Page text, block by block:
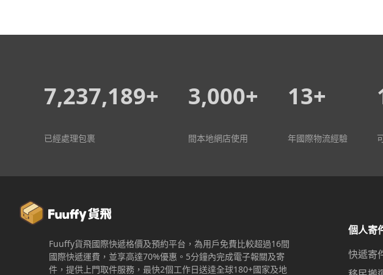
7,237,189+
已經處理包裹
3,000+
間本地網店使用
13+
年國際物流經驗
Fuuffy貨飛國際快遞格價及預約平台，為用戶免費比較超過16間
國際快遞運費，並享高達70%優惠。5分鐘內完成電子報關及寄
件，提供上門取件服務，最快2個工作日送達全球180+國家及地
個人寄
快遞寄